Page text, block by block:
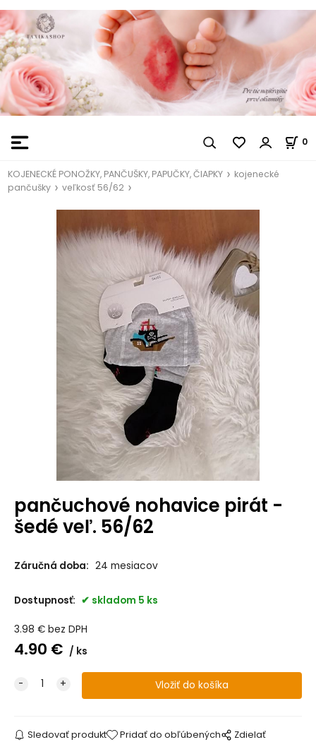
0
KOJENECKÉ PONOŽKY, PANČUŠKY, PAPUČKY, ČIAPKY
kojenecké
pančušky
veľkosť 56/62
pančuchové nohavice pirát -
šedé veľ. 56/62
Záručná doba: 24 mesiacov
Dostupnosť: skladom 5 ks
3.98 € bez DPH
4.90 € ks
Sledovať produkt Pridať do obľúbených Zdielať